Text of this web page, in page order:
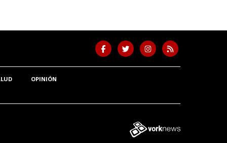
OPINIÓN